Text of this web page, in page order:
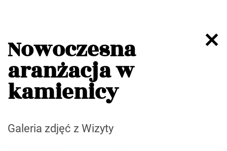
Nowoczesna
aranżacja w
kamienicy
Galeria zdjęć z Wizyty